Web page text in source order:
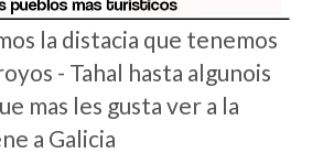
la distacia que tenemos
- Tahal hasta algunois
mas les gusta ver a la
a Galicia